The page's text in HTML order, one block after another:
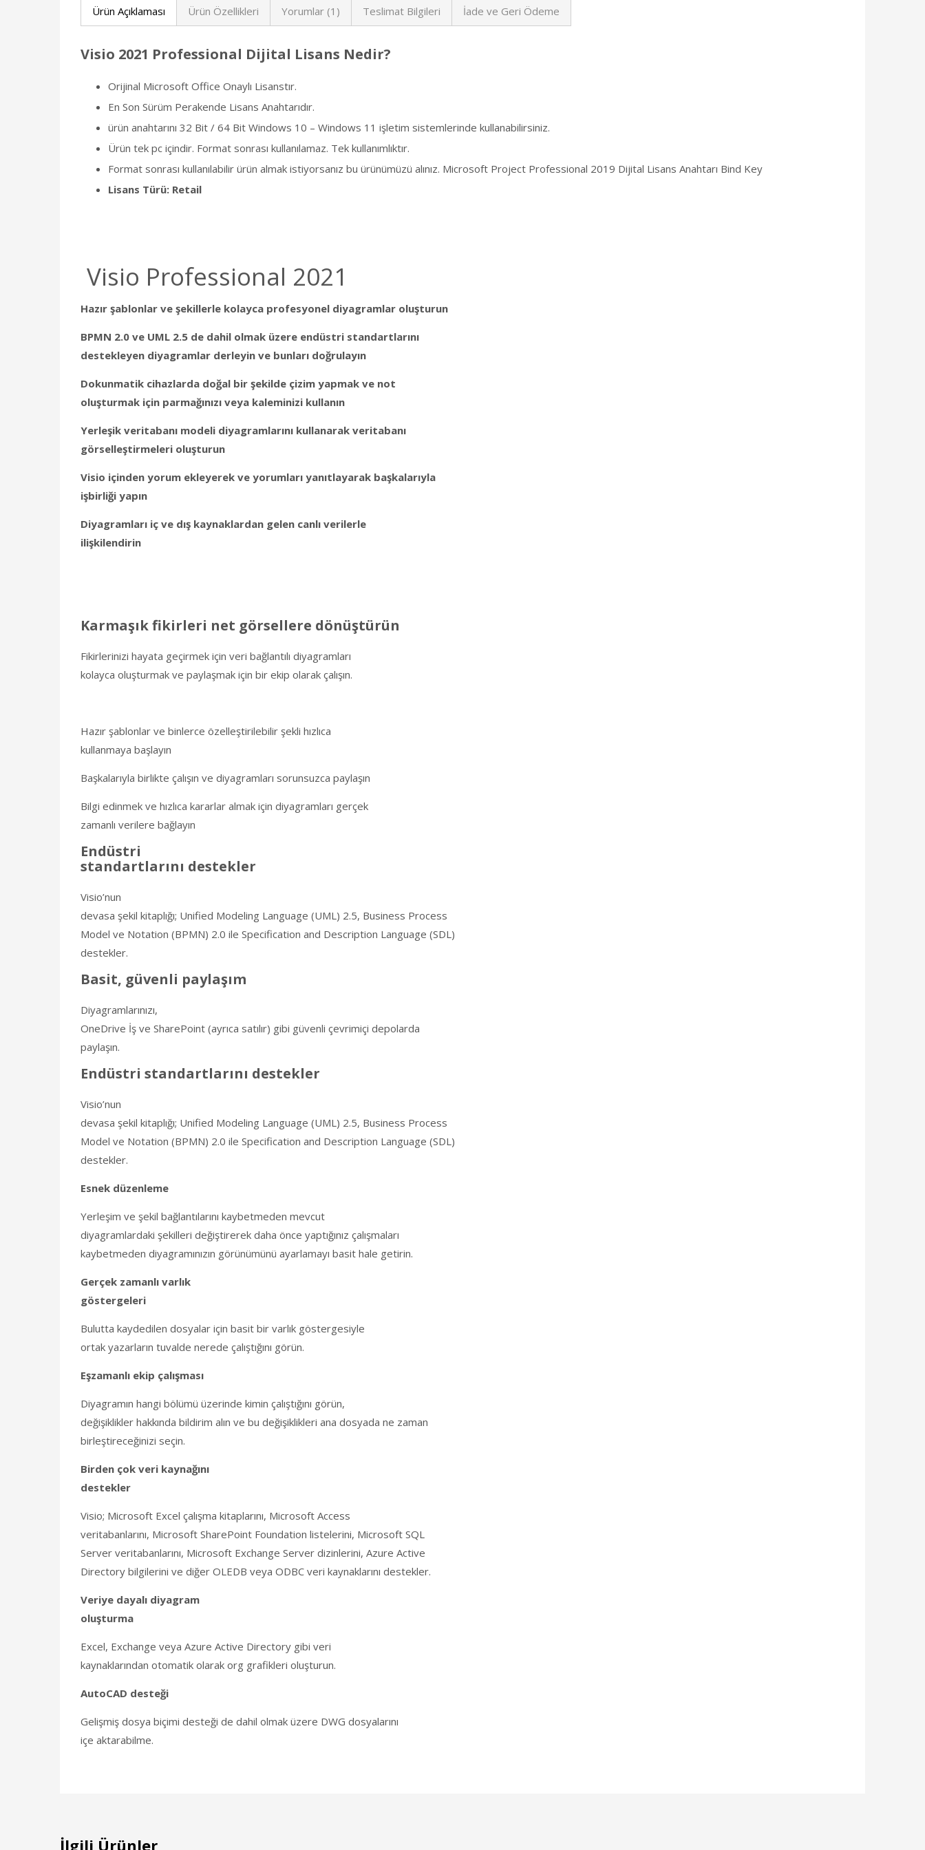
Ürün Açıklaması Ürün Özellikleri Yorumlar (1) Teslimat Bilgileri İade ve Geri Ödeme
Visio 2021 Professional Dijital Lisans Nedir?
Orijinal Microsoft Office Onaylı Lisanstır.
En Son Sürüm Perakende Lisans Anahtarıdır.
ürün anahtarını 32 Bit / 64 Bit Windows 10 – Windows 11 işletim sistemlerinde kullanabilirsiniz.
Ürün tek pc içindir. Format sonrası kullanılamaz. Tek kullanımlıktır.
Format sonrası kullanılabilir ürün almak istiyorsanız bu ürünümüzü alınız. Microsoft Project Professional 2019 Dijital Lisans Anahtarı Bind Key
Lisans Türü: Retail
Visio Professional 2021
Hazır şablonlar ve şekillerle kolayca profesyonel diyagramlar oluşturun
BPMN 2.0 ve UML 2.5 de dahil olmak üzere endüstri standartlarını
destekleyen diyagramlar derleyin ve bunları doğrulayın
Dokunmatik cihazlarda doğal bir şekilde çizim yapmak ve not
oluşturmak için parmağınızı veya kaleminizi kullanın
Yerleşik veritabanı modeli diyagramlarını kullanarak veritabanı
görselleştirmeleri oluşturun
Visio içinden yorum ekleyerek ve yorumları yanıtlayarak başkalarıyla
işbirliği yapın
Diyagramları iç ve dış kaynaklardan gelen canlı verilerle
ilişkilendirin
Karmaşık fikirleri net görsellere dönüştürün
Fikirlerinizi hayata geçirmek için veri bağlantılı diyagramları
kolayca oluşturmak ve paylaşmak için bir ekip olarak çalışın.
Hazır şablonlar ve binlerce özelleştirilebilir şekli hızlıca
kullanmaya başlayın
Başkalarıyla birlikte çalışın ve diyagramları sorunsuzca paylaşın
Bilgi edinmek ve hızlıca kararlar almak için diyagramları gerçek
zamanlı verilere bağlayın
Endüstri
standartlarını destekler
Visio’nun
devasa şekil kitaplığı; Unified Modeling Language (UML) 2.5, Business Process
Model ve Notation (BPMN) 2.0 ile Specification and Description Language (SDL)
destekler.
Basit, güvenli paylaşım
Diyagramlarınızı,
OneDrive İş ve SharePoint (ayrıca satılır) gibi güvenli çevrimiçi depolarda
paylaşın.
Endüstri standartlarını destekler
Visio’nun
devasa şekil kitaplığı; Unified Modeling Language (UML) 2.5, Business Process
Model ve Notation (BPMN) 2.0 ile Specification and Description Language (SDL)
destekler.
Esnek düzenleme
Yerleşim ve şekil bağlantılarını kaybetmeden mevcut
diyagramlardaki şekilleri değiştirerek daha önce yaptığınız çalışmaları
kaybetmeden diyagramınızın görünümünü ayarlamayı basit hale getirin.
Gerçek zamanlı varlık
göstergeleri
Bulutta kaydedilen dosyalar için basit bir varlık göstergesiyle
ortak yazarların tuvalde nerede çalıştığını görün.
Eşzamanlı ekip çalışması
Diyagramın hangi bölümü üzerinde kimin çalıştığını görün,
değişiklikler hakkında bildirim alın ve bu değişiklikleri ana dosyada ne zaman
birleştireceğinizi seçin.
Birden çok veri kaynağını
destekler
Visio; Microsoft Excel çalışma kitaplarını, Microsoft Access
veritabanlarını, Microsoft SharePoint Foundation listelerini, Microsoft SQL
Server veritabanlarını, Microsoft Exchange Server dizinlerini, Azure Active
Directory bilgilerini ve diğer OLEDB veya ODBC veri kaynaklarını destekler.
Veriye dayalı diyagram
oluşturma
Excel, Exchange veya Azure Active Directory gibi veri
kaynaklarından otomatik olarak org grafikleri oluşturun.
AutoCAD desteği
Gelişmiş dosya biçimi desteği de dahil olmak üzere DWG dosyalarını
içe aktarabilme.
İlgili Ürünler